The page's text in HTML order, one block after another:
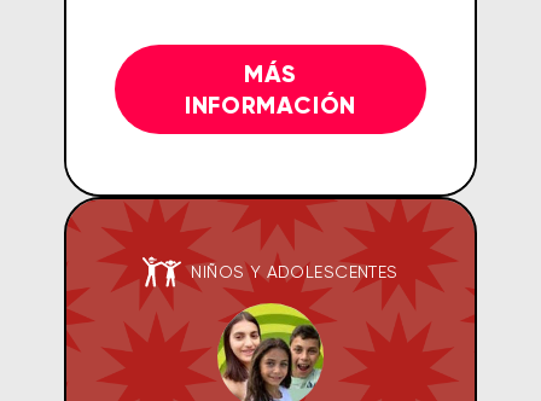
MÁS
INFORMACIÓN
NIÑOS Y ADOLESCENTES